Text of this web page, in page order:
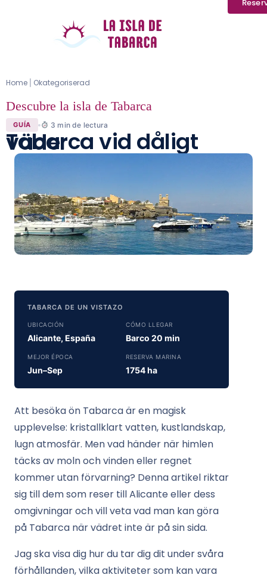
Home Okategoriserad
Descubre la isla de Tabarca
GUÍA 3 min de lectura
Tabarca vid dåligt väder
TABARCA DE UN VISTAZO
UBICACIÓN
Alicante, España
CÓMO LLEGAR
Barco 20 min
MEJOR ÉPOCA
Jun–Sep
RESERVA MARINA
1754 ha
Att besöka ön Tabarca är en magisk
upplevelse: kristallklart vatten, kustlandskap,
lugn atmosfär. Men vad händer när himlen
täcks av moln och vinden eller regnet
kommer utan förvarning? Denna artikel riktar
sig till dem som reser till Alicante eller dess
omgivningar och vill veta vad man kan göra
på Tabarca när vädret inte är på sin sida.
Jag ska visa dig hur du tar dig dit under svåra
förhållanden, vilka aktiviteter som kan vara